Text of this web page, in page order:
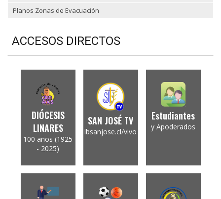
Planos Zonas de Evacuación
ACCESOS DIRECTOS
DIÓCESIS
LINARES
100 años (1925
- 2025)
SAN JOSÉ TV
lbsanjose.cl/vivo
Estudiantes
y Apoderados